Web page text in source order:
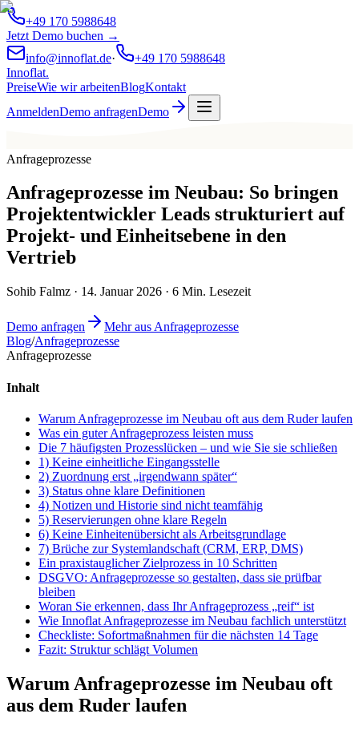
+49 170 5988648
Jetzt Demo buchen →
info@innoflat.de·
+49 170 5988648
Innoflat.
PreiseWie wir arbeitenBlogKontakt
AnmeldenDemo anfragenDemo
Anfrageprozesse
Anfrageprozesse im Neubau: So bringen
Projektentwickler Leads strukturiert auf
Projekt- und Einheitsebene in den
Vertrieb
Sohib Falmz · 14. Januar 2026 · 6 Min. Lesezeit
Demo anfragen
Mehr aus Anfrageprozesse
Blog/Anfrageprozesse
Anfrageprozesse
Inhalt
Warum Anfrageprozesse im Neubau oft aus dem Ruder laufen
Was ein guter Anfrageprozess leisten muss
Die 7 häufigsten Prozesslücken – und wie Sie sie schließen
1) Keine einheitliche Eingangsstelle
2) Zuordnung erst „irgendwann später“
3) Status ohne klare Definitionen
4) Notizen und Historie sind nicht teamfähig
5) Reservierungen ohne klare Regeln
6) Keine Einheitenübersicht als Arbeitsgrundlage
7) Brüche zur Systemlandschaft (CRM, ERP, DMS)
Ein praxistauglicher Zielprozess in 10 Schritten
DSGVO: Anfrageprozesse so gestalten, dass sie prüfbar
bleiben
Woran Sie erkennen, dass Ihr Anfrageprozess „reif“ ist
Wie Innoflat Anfrageprozesse im Neubau fachlich unterstützt
Checkliste: Sofortmaßnahmen für die nächsten 14 Tage
Fazit: Struktur schlägt Volumen
Warum Anfrageprozesse im Neubau oft
aus dem Ruder laufen